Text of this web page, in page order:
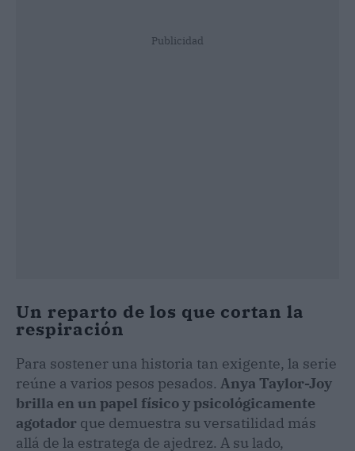
Publicidad
Un reparto de los que cortan la
respiración
Para sostener una historia tan exigente, la serie
reúne a varios pesos pesados. Anya Taylor-Joy
brilla en un papel físico y psicológicamente
agotador que demuestra su versatilidad más
allá de la estratega de ajedrez. A su lado,